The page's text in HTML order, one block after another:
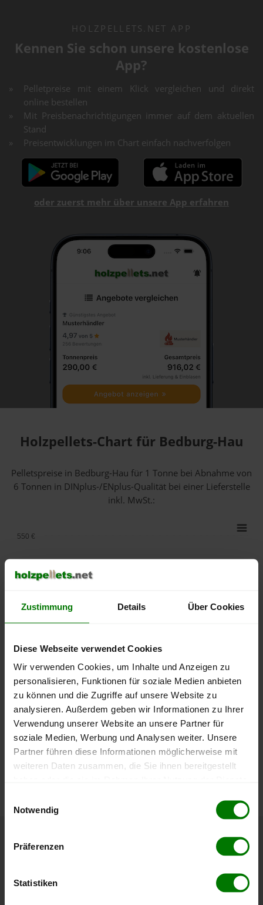
Zustimmung Details Über Cookies
Diese Webseite verwendet Cookies
Wir verwenden Cookies, um Inhalte und Anzeigen zu
personalisieren, Funktionen für soziale Medien anbieten
zu können und die Zugriffe auf unsere Website zu
analysieren. Außerdem geben wir Informationen zu Ihrer
Verwendung unserer Website an unsere Partner für
soziale Medien, Werbung und Analysen weiter. Unsere
Partner führen diese Informationen möglicherweise mit
weiteren Daten zusammen, die Sie ihnen bereitgestellt
Notwendig
Präferenzen
Statistiken
HOLZPELLETS.NET APP
Kennen Sie schon unsere kostenlose
App?
Pelletpreise mit einem Klick vergleichen und direkt
online bestellen
Mit Preisbenachrichtigungen immer auf dem aktuellen
Stand
Preisentwicklungen im Chart einfach nachverfolgen
oder zuerst mehr über unsere App erfahren
Holzpellets-Chart für Bedburg-Hau
Pelletspreise in Bedburg-Hau für 1 Tonne bei Abnahmevon
6 Tonnen in DINplus-/ENplus-Qualität bei einer Lieferstelle
inkl. MwSt.:
lose Ware Sackware
September
Januar
Mai
250 €
300 €
350 €
550 €
Die aktuelle Preisentwicklung für Holzpellets in Deutschland
können Sie jederzeit auf unsererPelletspreise-Seite
Höchst- und Tiefststände der